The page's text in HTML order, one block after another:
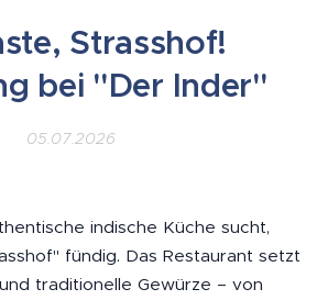
Strasshof!
bei "Der Inder"
05.07.2026
indische Küche sucht,
fündig. Das Restaurant setzt
traditionelle Gewürze – von